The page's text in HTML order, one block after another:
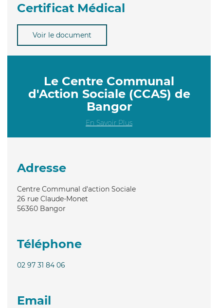
Certificat Médical
Voir le document
Le Centre Communal
d'Action Sociale (CCAS) de
Bangor
En Savoir Plus
Adresse
Centre Communal d'action Sociale
26 rue Claude-Monet
56360 Bangor
Téléphone
02 97 31 84 06
Email